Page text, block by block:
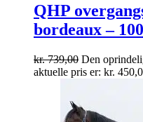
QHP
bordeaux – 100
kr.739,00 Den
aktuelle pris er: kr.